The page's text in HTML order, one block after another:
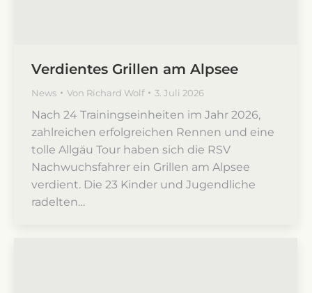
Verdientes Grillen am Alpsee
News Von Richard Wolf 3. Juli 2026
Nach 24 Trainingseinheiten im Jahr 2026,
zahlreichen erfolgreichen Rennen und eine
tolle Allgäu Tour haben sich die RSV
Nachwuchsfahrer ein Grillen am Alpsee
verdient. Die 23 Kinder und Jugendliche
radelten…